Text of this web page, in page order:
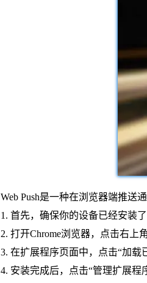
Web Push是一种在浏览器端推送
1. 首先，确保你的设备已经安装
2. 打开Chrome浏览器，点击右上
3. 在扩展程序页面中，点击“加载
4. 安装完成后，点击“管理扩展程